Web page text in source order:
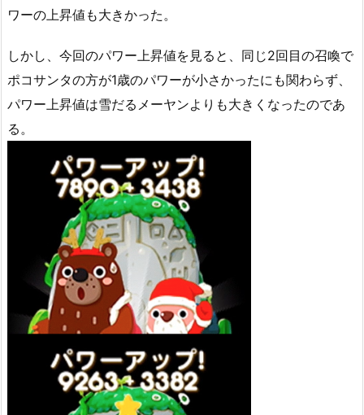
ワーの上昇値も大きかった。
しかし、今回のパワー上昇値を見ると、同じ2回目の召喚で
ポコサンタの方が1歳のパワーが小さかったにも関わらず、
パワー上昇値は雪だるメーヤンよりも大きくなったのであ
る。